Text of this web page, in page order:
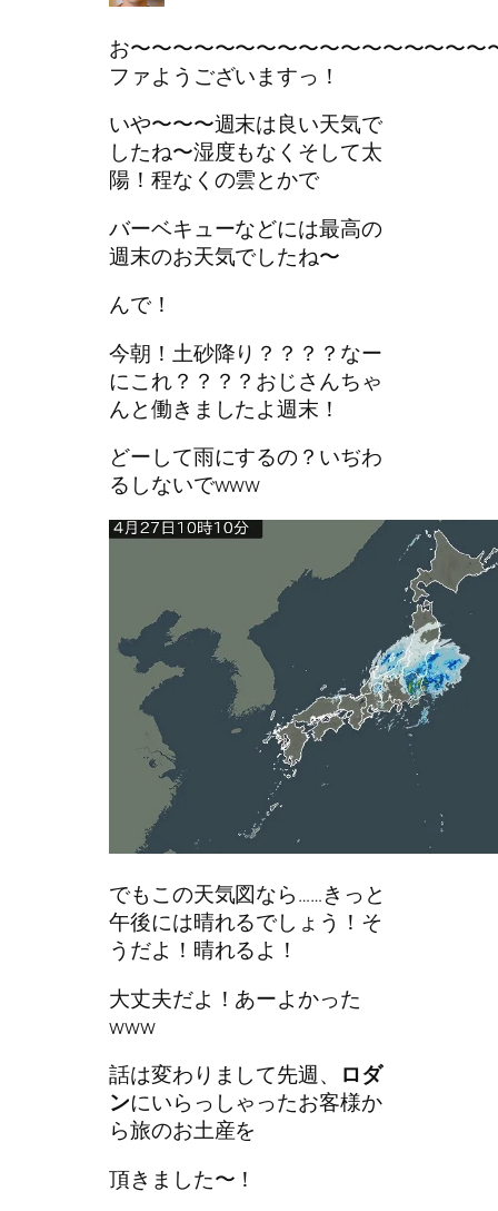
お〜〜〜〜〜〜〜〜〜〜〜〜〜〜〜〜〜
ファようございますっ！
いや〜〜〜週末は良い天気で
したね〜湿度もなくそして太
陽！程なくの雲とかで
バーベキューなどには最高の
週末のお天気でしたね〜
んで！
今朝！土砂降り？？？？なー
にこれ？？？？おじさんちゃ
んと働きましたよ週末！
どーして雨にするの？いぢわ
るしないでwww
でもこの天気図なら……きっと
午後には晴れるでしょう！そ
うだよ！晴れるよ！
大丈夫だよ！あーよかった
www
話は変わりまして先週、
ロダ
ンにいらっしゃったお客様か
ら旅のお土産を
頂きました〜！